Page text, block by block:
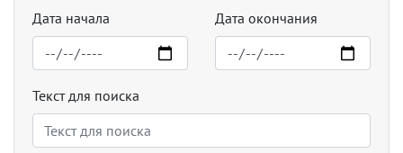
Дата начала Дата окончания
Текст для поиска